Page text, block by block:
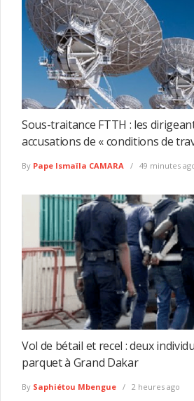
Sous-traitance FTTH : les
accusations de « conditions de
By Pape Ismaïla CAMARA 49 minutes
Vol de bétail et recel : deux
parquet à Grand Dakar
By Saphiétou Mbengue 2 heures ago